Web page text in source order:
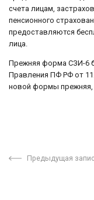
счета лицам,
пенсионного
предоставляются
лица.
Прежняя форма СЗИ-6
Правления ПФ РФ от
новой формы прежняя,
Предыдущая